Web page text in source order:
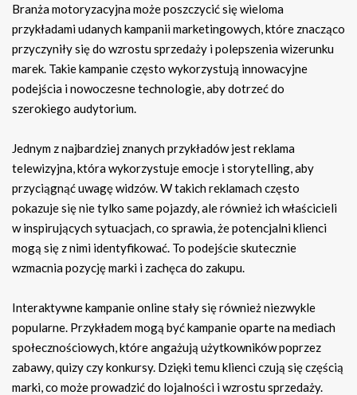
Branża motoryzacyjna może poszczycić się wieloma
przykładami udanych kampanii marketingowych, które znacząco
przyczyniły się do wzrostu sprzedaży i polepszenia wizerunku
marek. Takie kampanie często wykorzystują innowacyjne
podejścia i nowoczesne technologie, aby dotrzeć do
szerokiego audytorium.
Jednym z najbardziej znanych przykładów jest reklama
telewizyjna, która wykorzystuje emocje i storytelling, aby
przyciągnąć uwagę widzów. W takich reklamach często
pokazuje się nie tylko same pojazdy, ale również ich właścicieli
w inspirujących sytuacjach, co sprawia, że potencjalni klienci
mogą się z nimi identyfikować. To podejście skutecznie
wzmacnia pozycję marki i zachęca do zakupu.
Interaktywne kampanie online stały się również niezwykle
popularne. Przykładem mogą być kampanie oparte na mediach
społecznościowych, które angażują użytkowników poprzez
zabawy, quizy czy konkursy. Dzięki temu klienci czują się częścią
marki, co może prowadzić do lojalności i wzrostu sprzedaży.